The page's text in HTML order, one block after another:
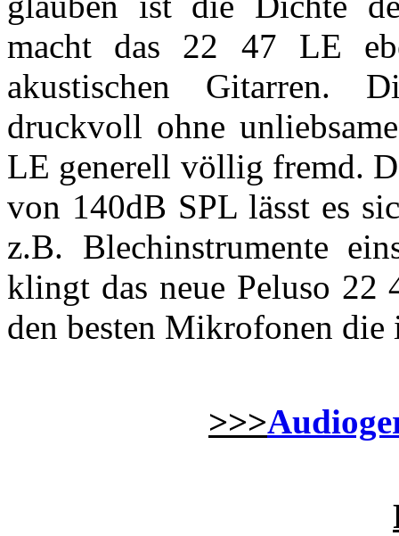
macht das 22 47 LE
akustischen Gitarren.
druckvoll ohne
LE generell völlig fremd.
von 140dB SPL lässt es
z.B. Blechinstrumente
klingt das neue Peluso 22
den besten Mikrofonen die
>>>